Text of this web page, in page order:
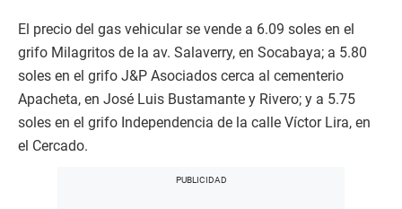
El precio del gas vehicular se vende a 6.09 soles en el
grifo Milagritos de la av. Salaverry, en Socabaya; a 5.80
soles en el grifo J&P Asociados cerca al cementerio
Apacheta, en José Luis Bustamante y Rivero; y a 5.75
soles en el grifo Independencia de la calle Víctor Lira, en
el Cercado.